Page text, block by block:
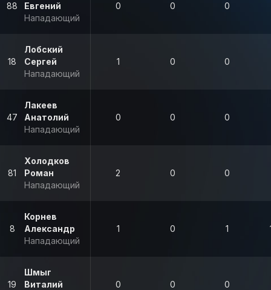
88
Евгений
Нападающий
0 0 0
18
Лобский
Сергей
Нападающий
1 0 0
47
Лакеев
Анатолий
Нападающий
0 0 0
81
Холодков
Роман
Нападающий
2 0 0
8
Корнев
Александр
Нападающий
1 0 1
19
Шмыг
Виталий
0 0 0